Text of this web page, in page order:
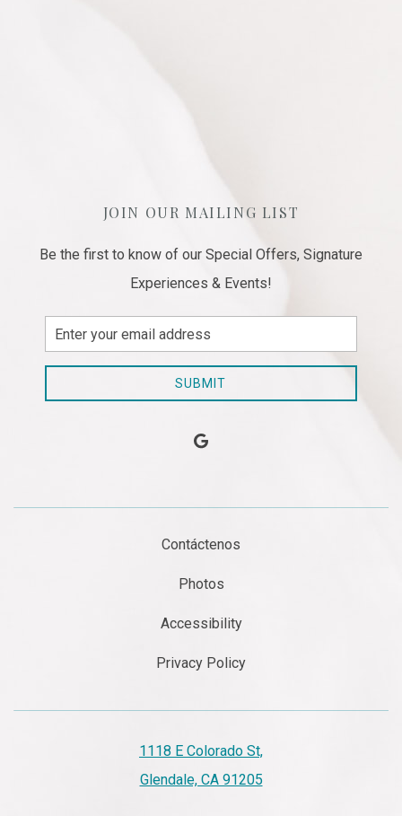
JOIN OUR MAILING LIST
Be the first to know of our Special Offers, Signature
Experiences & Events!
Email
Address
SUBMIT
google
Contáctenos
Photos
Accessibility
Privacy Policy
1118 E Colorado St,
Glendale, CA 91205